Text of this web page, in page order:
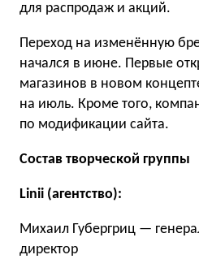
для распродаж и акций.
Переход на изменённую
начался в июне. Первые
магазинов в новом
на июль. Кроме того,
по модификации сайта.
Состав творческой группы
Linii (агентство):
Михаил Губергриц —
директор